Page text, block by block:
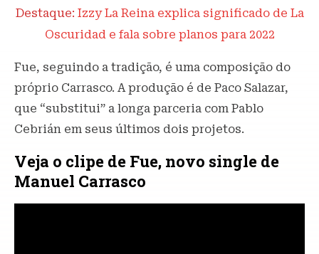
Destaque: Izzy La Reina explica significado de La
Oscuridad e fala sobre planos para 2022
Fue, seguindo a tradição, é uma composição do
próprio Carrasco. A produção é de Paco Salazar,
que “substitui” a longa parceria com Pablo
Cebrián em seus últimos dois projetos.
Veja o clipe de Fue, novo single de
Manuel Carrasco